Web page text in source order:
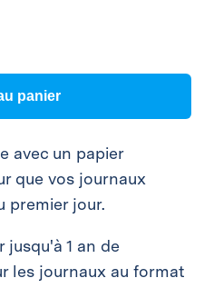
panier
avec un papier
que vos journaux
premier jour.
1 an de
les journaux au format